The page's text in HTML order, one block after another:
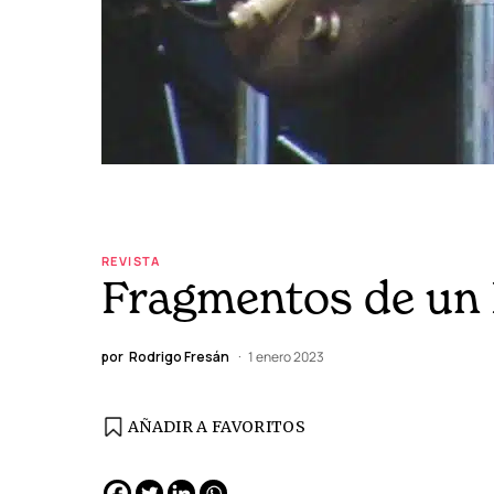
REVISTA
Fragmentos de
por Rodrigo Fresán 1 enero 2023
AÑADIR A FAVORITOS